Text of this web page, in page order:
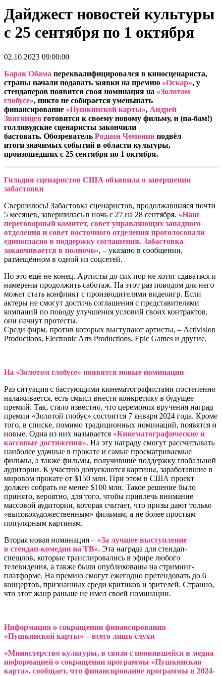
Дайджест новостей культуры
с 25 сентября по 1 октября
02.10.2023 09:00:00
Барак Обама переквалифицировался в киносценариста,
страны начали подавать заявки на премию «Оскар», у
стендаперов появится своя номинация на «Золотом
глобусе», никто не собирается уменьшать
финансирование «Пушкинской карты», Андрей
Звягинцев готовится к своему новому фильму, и (па-бам!)
голливудские сценаристы закончили
бастовать. Обозреватель Родион Чемонин подвёл
итоги значимых событий в области культуры,
произошедших с 25 сентября по 1 октября.
Гильдия сценаристов США объявила о завершении
забастовки
Свершилось! Забастовка сценаристов, продолжавшаяся почти
5 месяцев, завершилась в ночь с 27 на 28 сентября. «Наш
переговорный комитет, совет управляющих западного
отделения и совет восточного отделения проголосовали
единогласно в поддержку соглашения. Забастовка
заканчивается в полночь», – указано в сообщении,
размещённом в одной из соцсетей.
Но это ещё не конец. Артисты до сих пор не хотят сдаваться и
намерены продолжить саботаж. На этот раз поводом для него
может стать конфликт с производителями видеоигр. Если
актеры не смогут достичь соглашения с представителями
компаний по поводу улучшения условий своих контрактов,
они начнут протесты.
Среди фирм, против которых выступают артисты, – Activision
Productions, Electronic Arts Productions, Epic Games и другие.
На «Золотом глобусе» появятся новые номинации
Раз ситуация с бастующими кинематографистами постепенно
налаживается, есть смысл внести конкретику в будущее
премий. Так, стало известно, что церемония вручения наград
премии «Золотой глобус» состоится 7 января 2024 года. Кроме
того, в списке, помимо традиционных номинаций, появятся и
новые. Одна из них называется «Кинематографические и
кассовые достижения». На эту награду смогут рассчитывать
наиболее удачные в прокате и самые просматриваемые
фильмы, а также фильмы, получившие поддержку глобальной
аудитории. К участию допускаются картины, заработавшие в
мировом прокате от $150 млн. При этом в США проект
должен собрать не менее $100 млн. Такое решение было
принято, вероятно, для того, чтобы привлечь внимание
массовой аудитории, которая считает, что призы дают только
«высокохудожественным» фильмам, а не более простым
популярным картинам.
Вторая новая номинация – «За лучшее выступление
в стендап-комедии на ТВ». Эта награда для стендап-
спешлов, которые транслировались в эфире любого
телевидения, а также были опубликованы на стриминг-
платформе. На премию смогут ежегодно претендовать до 6
концертов, признанных среди критиков и зрителей. Странно,
что этот жанр раньше не имел своей номинации.
Информация о сокращении финансирования
«Пушкинской карты» – всего лишь слухи
«Министерство культуры, в связи с появившейся в медиа
информацией о сокращении программы «Пушкинская
карта», сообщает, что финансирование программы в 2024-